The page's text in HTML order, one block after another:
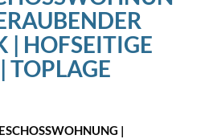
| HOFSEITIGE
TOPLAGE
|